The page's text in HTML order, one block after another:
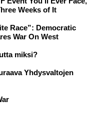
Weeks of It
Race”: Democratic
War On West
miksi?
Yhdysvaltojen